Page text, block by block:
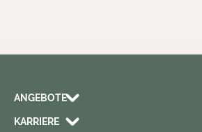
ANGEBOTE
KARRIERE